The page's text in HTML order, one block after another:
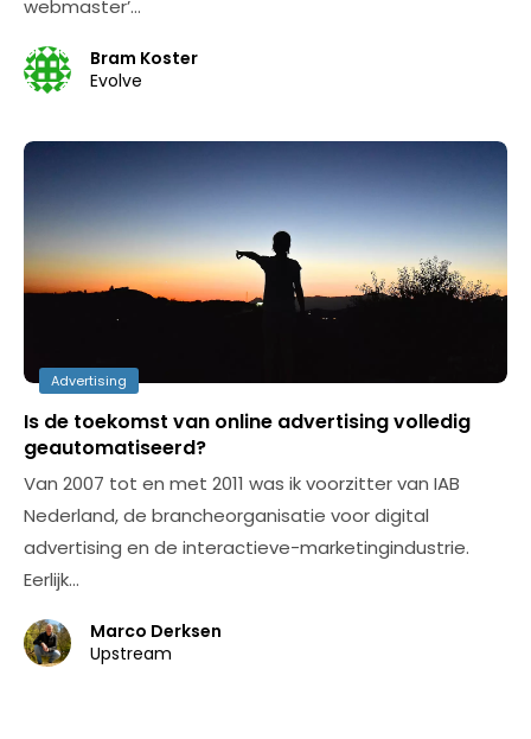
webmaster’…
Bram Koster
Evolve
Advertising
Is de toekomst van online advertising volledig
geautomatiseerd?
Van 2007 tot en met 2011 was ik voorzitter van IAB
Nederland, de brancheorganisatie voor digital
advertising en de interactieve-marketingindustrie.
Eerlijk…
Marco Derksen
Upstream